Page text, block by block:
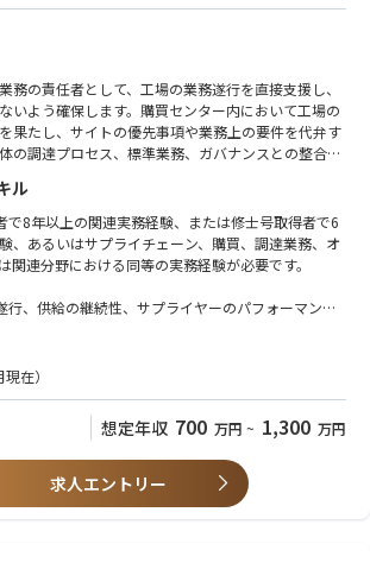
分野＞
ン・冷蔵庫などに使用される冷凍機油の原料／化粧
ジオールなど
自動車等の産業で使用される溶剤、樹脂原料、可塑
プレイ・半導体・フォトレジストに使用される高純
務の責任者として、工場の業務遂行を直接支援し、
いよう確保します。購買センター内において工場の
果たし、サイトの優先事項や業務上の要件を代弁す
の調達プロセス、標準業務、ガバナンスとの整合性
ケジュール、顧客への約束、在庫状況、および業務
を及ぼす複雑な供給および業務上の課題の解決を主
、品質、物流、および調達業務の各チームと緊密に
し、エスカレーションを調整するとともに、供給制
品に関する問題の迅速な解決を推進します。直接的
、サプライヤーのパフォーマンスリスクに対する可
ーン全体におけるサービス、信頼性、および実行効
改善の取り組みを支援します。
、在庫リスク、生産に影響を及ぼす混乱など、供給
理を調整・推進し、問題の迅速な解決を図る。
ル
、あるいはサプライチェーン、購買、調達業務、オ
関連分野における同等の実務経験が必要です。
いった課題への対応実績があること。
ステークホルダーに働きかけた経験。
在）
想定年収 700 万円 ~ 1,300 万円
求人エントリー